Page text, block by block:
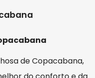
de Copacabana,